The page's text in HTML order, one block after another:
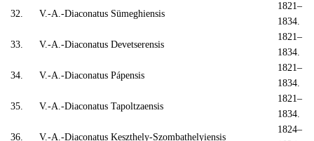
32. V.-A.-Diaconatus Sümeghiensis
1821–
1834.
33. V.-A.-Diaconatus Devetserensis
1821–
1834.
34. V.-A.-Diaconatus Pápensis
1821–
1834.
35. V.-A.-Diaconatus Tapoltzaensis
1821–
1834.
36. V.-A.-Diaconatus Keszthely-Szombathelyiensis
1824–